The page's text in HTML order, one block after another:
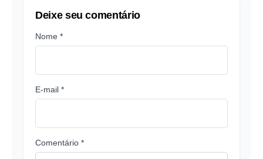
Deixe seu comentário
Nome *
E-mail *
Comentário *